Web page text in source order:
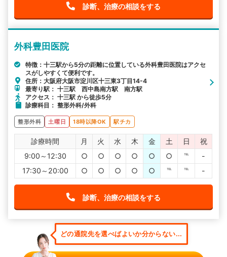
診断、治療の相談をする
外科豊田医院
特徴：十三駅から5分の距離に位置している外科豊田医院はアクセ
スがしやすくて便利です。
住所：大阪府大阪市淀川区十三東3丁目14-4
最寄り駅： 十三駅 西中島南方駅 南方駅
アクセス： 十三駅 から徒歩5分
診療科目： 整形外科/外科
整形外科 土曜日 18時以降OK 駅チカ
診療時間 月 火 水 木 金 土 日
祝
9:00～12:30
○ ○ ○ ○ ○ ○ ℡
-
17:30～20:00
○ ○ ○ ○ ○ ℡ ℡ -
診断、治療の相談をする
どの通院先を選べばよいか分からない...